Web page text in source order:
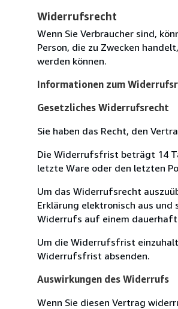
Widerrufsrecht
Wenn Sie Verbraucher sind,
Person, die zu Zwecken
werden können.
Informationen zum
Gesetzliches Widerrufsrecht
Sie haben das Recht, den
Die Widerrufsfrist beträgt 14
letzte Ware oder den letzten
Um das Widerrufsrecht
Erklärung elektronisch aus und
Widerrufs auf einem
Um die Widerrufsfrist
Widerrufsfrist absenden.
Auswirkungen des Widerrufs
Wenn Sie diesen Vertrag